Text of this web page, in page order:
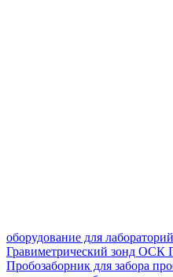
оборудование для лабораторий
Гравиметрический зонд ОСК
Пробозаборник для забора